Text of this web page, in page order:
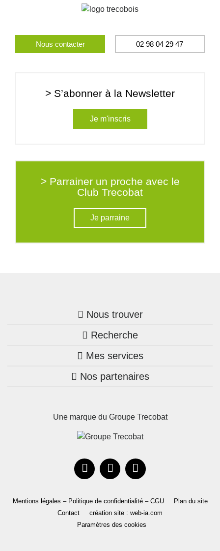
Nous contacter 02 98 04 29 47
> S’abonner à la Newsletter
Je m'inscris
> Parrainer un proche avec le
Club Trecobat
Je parraine
Nous trouver
Trouver une agence
Bretagne
Pays de la Loire
Occitanie
Recherche
Nos annonces
Maison + terrain
Mes services
Mon compte Trecobois
Parrainez un proche!
Nos partenaires
Une marque du Groupe Trecobat
Mentions légales – Politique de confidentialité – CGU
Plan du site
Contact
création site : web-ia.com
Paramètres des cookies